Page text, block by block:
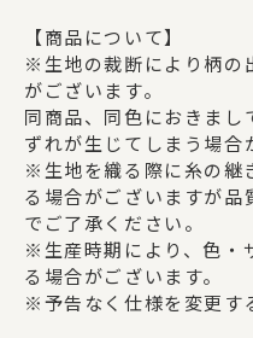
【商品について】
※生地の裁断により柄の
がございます。
同商品、同色におきまし
ずれが生じてしまう場合
※生地を織る際に糸の継
る場合がございますが品
でご了承ください。
※生産時期により、色・
る場合がございます。
※予告なく仕様を変更す